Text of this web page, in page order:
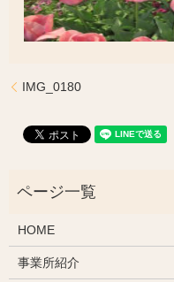
IMG_0180
HOME
事業所紹介